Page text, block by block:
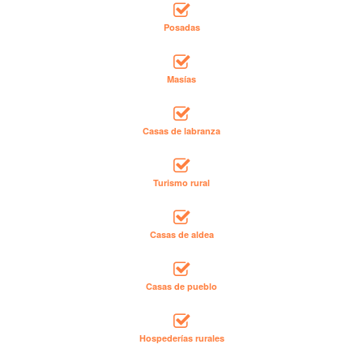
Posadas
Masías
Casas de labranza
Turismo rural
Casas de aldea
Casas de pueblo
Hospederías rurales